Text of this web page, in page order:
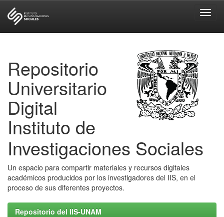
Repositorio
Universitario
Digital
Instituto de
Investigaciones Sociales
Un espacio para compartir materiales y recursos digitales
académicos producidos por los investigadores del IIS, en el
proceso de sus diferentes proyectos.
Repositorio del IIS-UNAM